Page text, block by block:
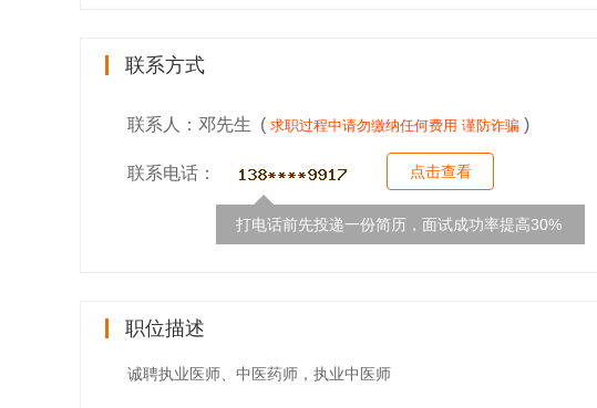
联系方式
联系人：邓先生 ( 求职过程中请勿缴纳任何费用 谨防诈骗 )
联系电话： 点击查看
打电话前先投递一份简历，面试成功率提高30%
职位描述
诚聘执业医师、中医药师，执业中医师